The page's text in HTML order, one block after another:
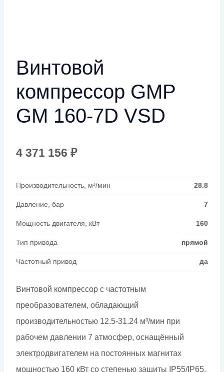
Винтовой
компрессор GMP
GM 160-7D VSD
4 371 156 ₽
Производительность, м³/мин 28.8
Давление, бар 7
Мощность двигателя, кВт 160
Тип привода прямой
Частотный привод да
Винтовой компрессор с частотным
преобразователем, обладающий
производительностью 12.5-31.24 м³/мин при
рабочем давлении 7 атмосфер, оснащённый
электродвигателем на постоянных магнитах
мощностью 160 кВт со степенью защиты IP55/IP65.